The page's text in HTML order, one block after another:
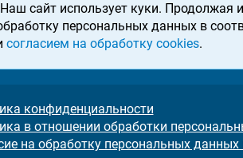
Контакты
конфиденциальности
в отношении обработки
на обработку персональных данных
сайт использует куки. Продолжая
персональных данных в
согласием на обработку cookies.